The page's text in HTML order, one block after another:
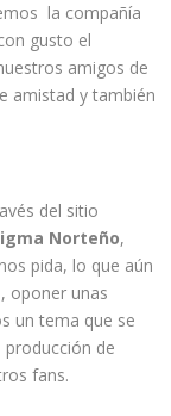
la compañía
gusto el
amigos de
amistad y también
del sitio
Norteño,
pida, lo que aún
oponer unas
un tema que se
de
fans.